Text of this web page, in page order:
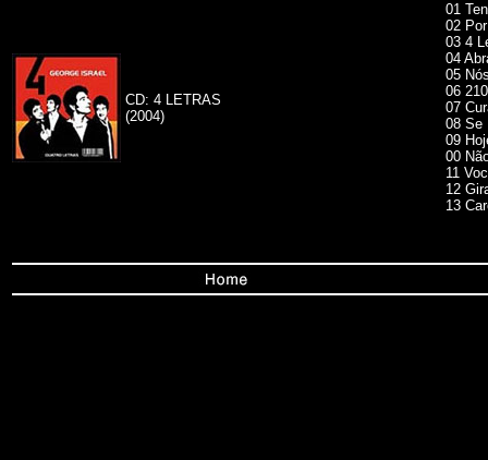
CD: 4 LETRAS
(2004)
01
02
03 4
04
05
06
07
08 Se
09
00
11
12
13